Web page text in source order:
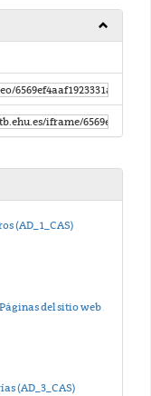
(AD_1_CAS)
(AD_3_CAS)